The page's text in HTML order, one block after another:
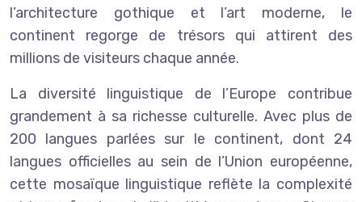
l’architecture gothique et l’art moderne, le
continent regorge de trésors qui attirent des
millions de visiteurs chaque année.
La diversité linguistique de l’Europe contribue
grandement à sa richesse culturelle. Avec plus de
200 langues parlées sur le continent, dont 24
langues officielles au sein de l’Union européenne,
cette mosaïque linguistique reflète la complexité